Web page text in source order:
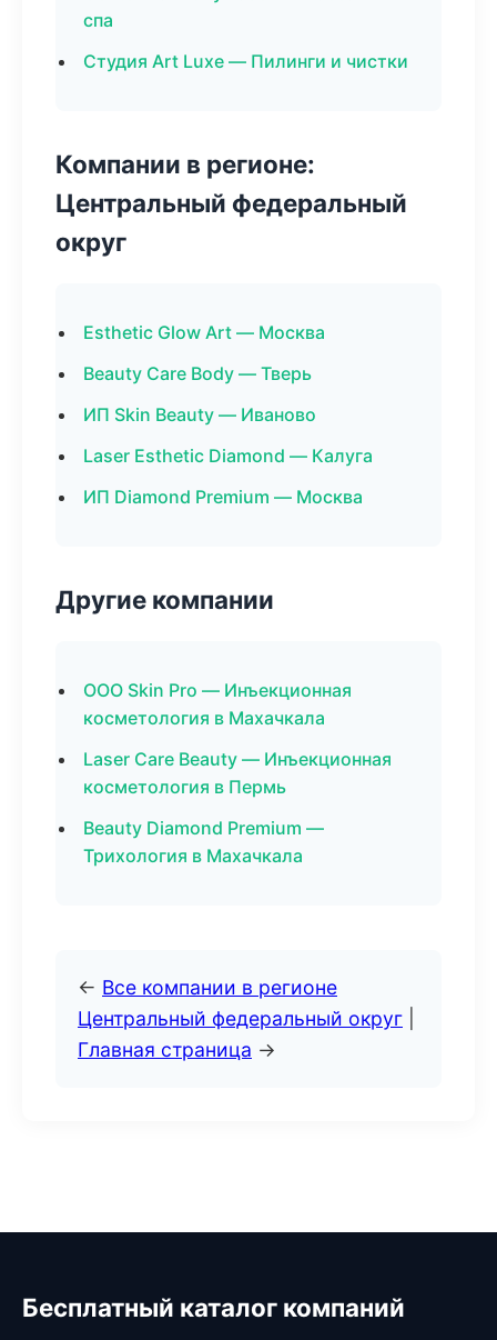
спа
Студия Art Luxe — Пилинги и чистки
Компании в регионе:
Центральный федеральный
округ
Esthetic Glow Art — Москва
Beauty Care Body — Тверь
ИП Skin Beauty — Иваново
Laser Esthetic Diamond — Калуга
ИП Diamond Premium — Москва
Другие компании
ООО Skin Pro — Инъекционная
косметология в Махачкала
Laser Care Beauty — Инъекционная
косметология в Пермь
Beauty Diamond Premium —
Трихология в Махачкала
← Все компании в регионе
Центральный федеральный округ
Главная страница →
Бесплатный каталог компаний